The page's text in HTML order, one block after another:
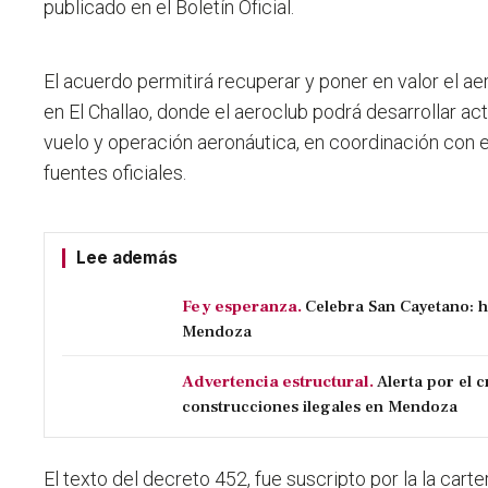
publicado en el Boletín Oficial.
El acuerdo permitirá recuperar y poner en valor el
en El Challao, donde el aeroclub podrá desarrollar
vuelo y operación aeronáutica, en coordinación con
fuentes oficiales.
Lee además
Fe y esperanza. Celebra San Cayetano:
Mendoza
Advertencia estructural.Alerta por el
construcciones ilegales en Mendoza
El texto del decreto 452, fue suscripto por la la